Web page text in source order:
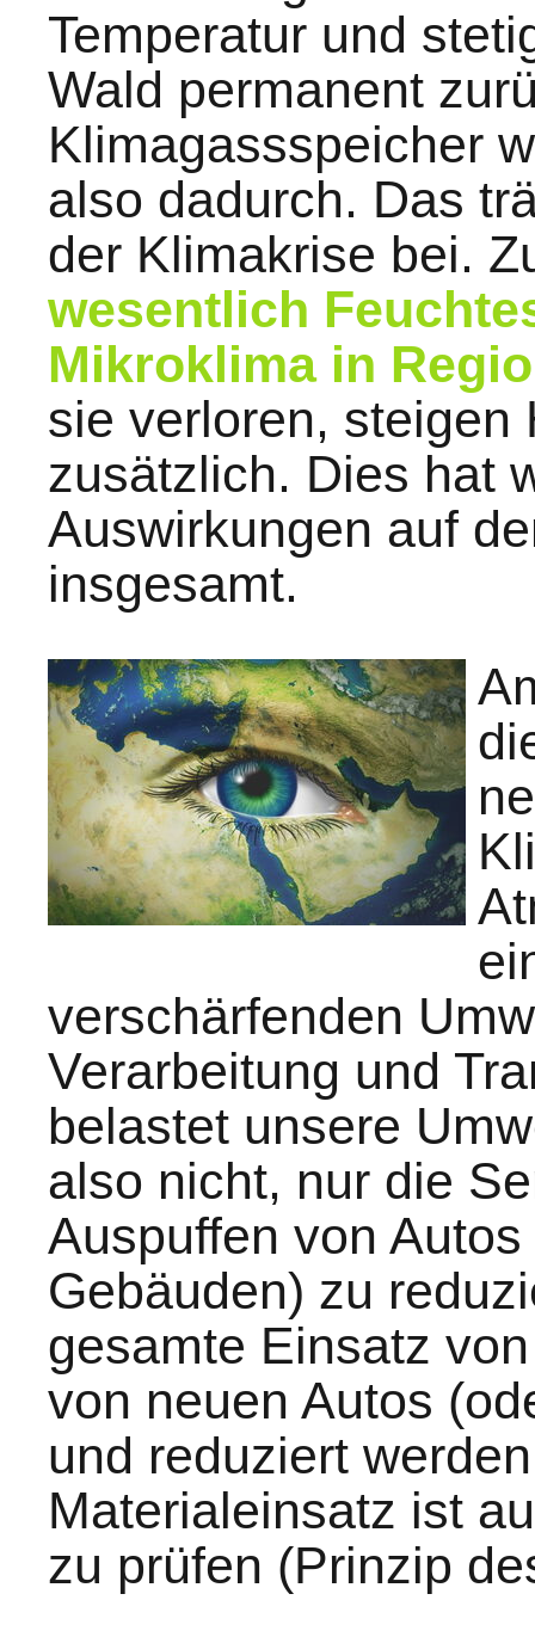
Temperatur und
Wald permanent
Klimagassspeicher
also dadurch. Das
der Klimakrise bei.
wesentlich
Mikroklima in
sie verloren, steigen
zusätzlich. Dies hat
Auswirkungen auf
insgesamt.
verschärfenden
Verarbeitung und
belastet unsere
also nicht, nur die
Auspuffen von
Gebäuden) zu
gesamte Einsatz
von neuen Autos
und reduziert
Materialeinsatz ist
zu prüfen (Prinzip